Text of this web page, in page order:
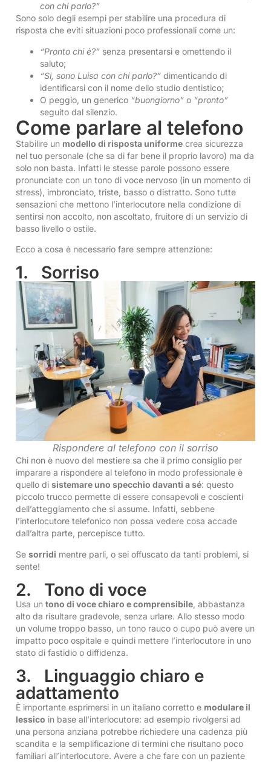
con chi parlo?”
Sono solo degli esempi per stabilire una procedura di
risposta che eviti situazioni poco professionali come un:
“Pronto chi è?” senza presentarsi e omettendo il
saluto;
“Si, sono Luisa con chi parlo?” dimenticando di
identificarsi con il nome dello studio dentistico;
O peggio, un generico “buongiorno” o “pronto”
seguito dal silenzio.
Come parlare al telefono
Stabilire un modello di risposta uniforme crea sicurezza
nel tuo personale (che sa di far bene il proprio lavoro) ma da
solo non basta. Infatti le stesse parole possono essere
pronunciate con un tono di voce nervoso (in un momento di
stress), imbronciato, triste, basso o distratto. Sono tutte
sensazioni che mettono l’interlocutore nella condizione di
sentirsi non accolto, non ascoltato, fruitore di un servizio di
basso livello o ostile.
Ecco a cosa è necessario fare sempre attenzione:
1. Sorriso
Rispondere al telefono con il sorriso
Chi non è nuovo del mestiere sa che il primo consiglio per
imparare a rispondere al telefono in modo professionale è
quello di sistemare uno specchio davanti a sé: questo
piccolo trucco permette di essere consapevoli e coscienti
dell’atteggiamento che si assume. Infatti, sebbene
l’interlocutore telefonico non possa vedere cosa accade
dall’altra parte, percepisce tutto.
Se sorridi mentre parli, o sei offuscato da tanti problemi, si
sente!
2. Tono di voce
Usa un tono di voce chiaro e comprensibile , abbastanza
alto da risultare gradevole, senza urlare. Allo stesso modo
un volume troppo basso, un tono rauco o cupo può avere un
impatto poco ospitale e quindi mettere l’interlocutore in uno
stato di fastidio o diffidenza.
3. Linguaggio chiaro e
adattamento
È importante esprimersi in un italiano corretto e modulare il
lessico in base all’interlocutore: ad esempio rivolgersi ad
una persona anziana potrebbe richiedere una cadenza più
scandita e la semplificazione di termini che risultano poco
familiari all’interlocutore. Avere a che fare con un paziente